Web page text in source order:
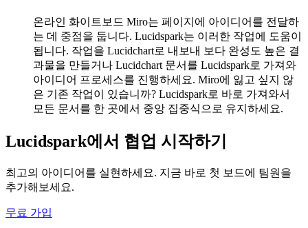
온라인 화이트보드 Miro는 페이지에 아이디어를 전달하
는 데 중점을 둡니다. Lucidspark는 이러한 작업에 도움이
됩니다. 작업을 Lucidchart로 내보내 보다 완성도 높은 결
과물을 만들거나 Lucidchart 문서를 Lucidspark로 가져와
아이디어 프로세스를 진행하세요. Miro에 잃고 싶지 않
은 기존 작업이 있습니까? Lucidspark로 바로 가져와서
모든 문서를 한 곳에서 중앙 집중식으로 유지하세요.
Lucidspark에서 협업 시작하기
최고의 아이디어를 실현하세요. 지금 바로 첫 보드에 팀원을
추가해보세요.
무료 가입